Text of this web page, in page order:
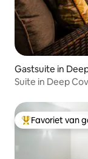
Gastsuite in
Suite in Deep
Topfavoriet van
Favoriet van